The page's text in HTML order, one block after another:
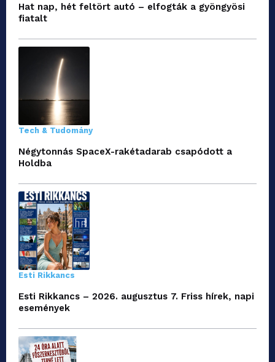
Hat nap, hét feltört autó – elfogták a gyöngyösi
fiatalt
Tech & Tudomány
Négytonnás SpaceX-rakétadarab csapódott a
Holdba
Esti Rikkancs
Esti Rikkancs – 2026. augusztus 7. Friss hírek, napi
események